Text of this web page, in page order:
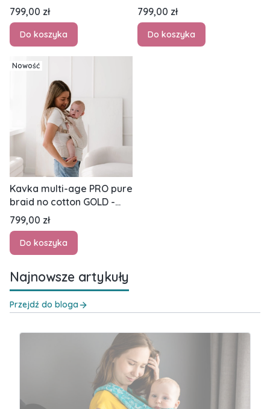
bamboo GOLD - nosidło
klamrowe regulowane
Cena
799,00 zł
Do koszyka
nosidło klamrowe
regulowane
Cena
799,00 zł
Do koszyka
Nowość
Kavka multi-age PRO pure
braid no cotton GOLD -
nosidło klamrowe
regulowane
Cena
799,00 zł
Do koszyka
Najnowsze artykuły
Przejdź do bloga